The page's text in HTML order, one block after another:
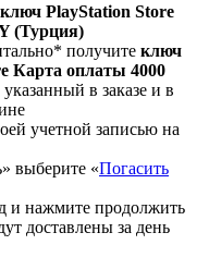
PlayStation Store
(Турция)
* получите ключ
Карта оплаты 4000
в заказе и в
учетной записью на
выберите «Погасить
и нажмите продолжить
доставлены за день